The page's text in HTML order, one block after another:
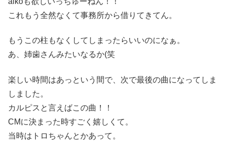
これもう全然なくて事務所から借りてきてん。
もうこの柱もなくしてしまったらいいのになぁ。
あ、姉歯さんみたいなるか(笑
楽しい時間はあっという間で、次で最後の曲になってしま
しました。
カルピスと言えばこの曲！！
CMに決まった時すごく嬉しくて。
当時はトロちゃんとかあって。